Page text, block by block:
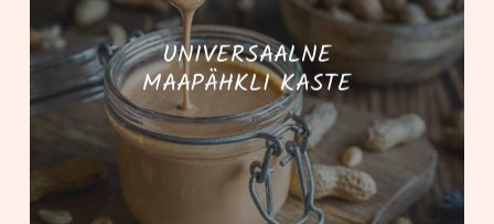
UNIVERSAALNE
MAAPÄHKLI KASTE